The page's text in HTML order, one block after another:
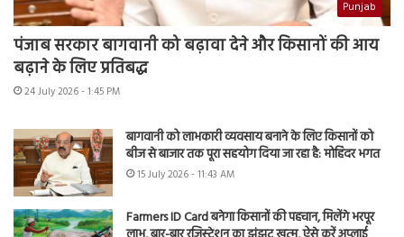
Punjab
पंजाब सरकार बागवानी को बढ़ावा देने और किसानों की आय
बढ़ाने के लिए प्रतिबद्ध
24 July 2026 - 1:45 PM
बागवानी को लाभकारी व्यवसाय बनाने के लिए किसानों को
बीज से बाजार तक पूरा सहयोग दिया जा रहा है: मोहिंदर भगत
15 July 2026 - 11:43 AM
Farmers ID Card बनेगा किसानों की पहचान, मिलेंगे भरपूर